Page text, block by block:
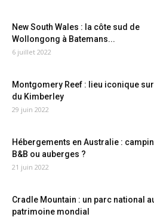
New South Wales : la côte sud de
Wollongong à Batemans...
6 juillet 2022
Montgomery Reef : lieu iconique
du Kimberley
29 juin 2022
Hébergements en Australie :
B&B ou auberges ?
21 juin 2022
Cradle Mountain : un parc national
patrimoine mondial